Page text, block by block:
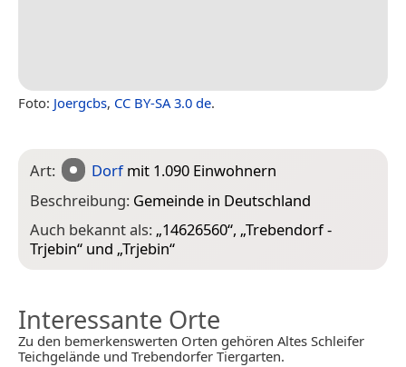
Foto: Joergcbs, CC BY-SA 3.0 de.
Art: Dorfmit 1.090 Einwohnern
Beschreibung: Gemeinde in Deutschland
Auch bekannt als: „14626560“, „Trebendorf -
Trjebin“ und „Trjebin“
Interessante Orte
Zu den bemerkenswerten Orten gehören Altes Schleifer
Teichgelände und Trebendorfer Tiergarten.